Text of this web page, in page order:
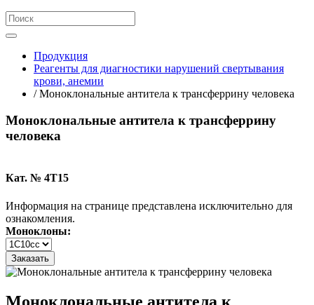
Продукция
Реагенты для диагностики нарушений свертывания
крови, анемии
/ Моноклональные антитела к трансферрину человека
Моноклональные антитела к трансферрину
человека
Кат. № 4T15
Информация на странице представлена исключительно для
ознакомления.
Моноклоны:
Заказать
Моноклональные антитела к